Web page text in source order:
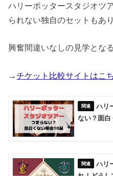
ハリーポッタースタジオツ
られない独自のセットもあ
興奮間違いなしの見学とな
→チケット比較サイトはこ
ハリ
ない？面白
ハリ